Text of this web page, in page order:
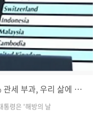
트럼프의 관세 폭탄! 한국에 25% 관세 부과, 우리 삶에 미치는 영향은?
통령은 '해방의 날